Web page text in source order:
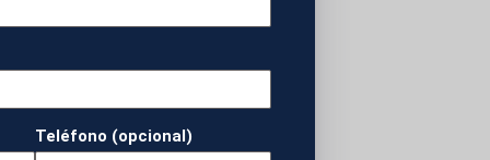
Teléfono (opcional)
liga y se ha
noche.